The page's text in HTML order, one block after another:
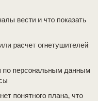
вести и что показать
расчет огнетушителей
по персональным данным
понятного плана, что